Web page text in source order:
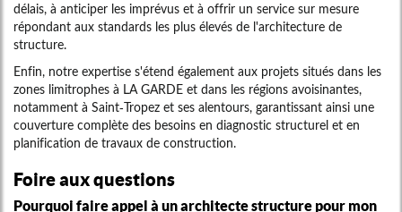
délais, à anticiper les imprévus et à offrir un service sur mesure
répondant aux standards les plus élevés de l'architecture de
structure.
Enfin, notre expertise s'étend également aux projets situés dans les
zones limitrophes à LA GARDE et dans les régions avoisinantes,
notamment à Saint-Tropez et ses alentours, garantissant ainsi une
couverture complète des besoins en diagnostic structurel et en
planification de travaux de construction.
Foire aux questions
Pourquoi faire appel à un architecte structure pour mon